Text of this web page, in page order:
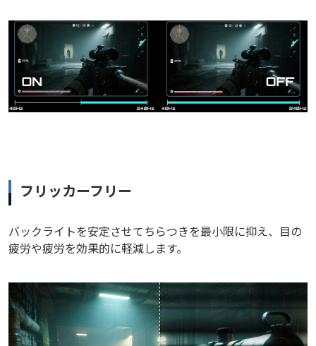
フリッカーフリー
バックライトを安定させてちらつきを最小限に抑え、目の
疲労や疲労を効果的に軽減します。